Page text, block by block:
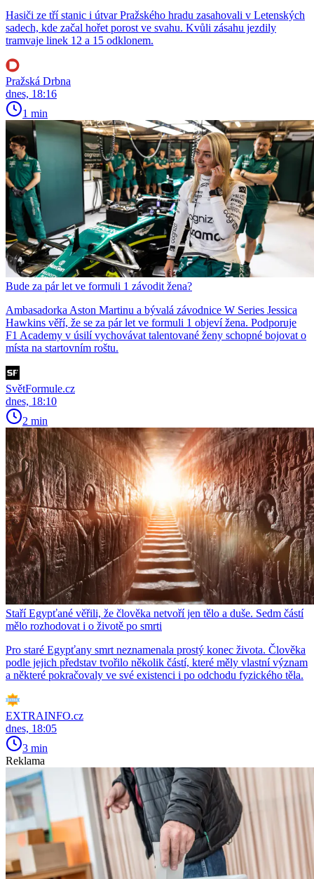
Hasiči ze tří stanic i útvar Pražského hradu zasahovali v Letenských
sadech, kde začal hořet porost ve svahu. Kvůli zásahu jezdily
tramvaje linek 12 a 15 odklonem.
Pražská Drbna
dnes, 18:16
1 min
Bude za pár let ve formuli 1 závodit žena?
Ambasadorka Aston Martinu a bývalá závodnice W Series Jessica
Hawkins věří, že se za pár let ve formuli 1 objeví žena. Podporuje
F1 Academy v úsilí vychovávat talentované ženy schopné bojovat o
místa na startovním roštu.
SvětFormule.cz
dnes, 18:10
2 min
Staří Egypťané věřili, že člověka netvoří jen tělo a duše. Sedm částí
mělo rozhodovat i o životě po smrti
Pro staré Egypťany smrt neznamenala prostý konec života. Člověka
podle jejich představ tvořilo několik částí, které měly vlastní význam
a některé pokračovaly ve své existenci i po odchodu fyzického těla.
EXTRAINFO.cz
dnes, 18:05
3 min
Reklama